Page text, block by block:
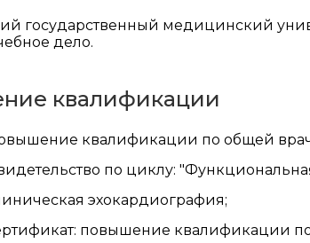
государственный медицинский
дело.
квалификации
квалификации по общей
по циклу:
эхокардиография;
повышение квалификации